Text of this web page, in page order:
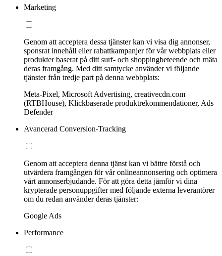
Marketing
Genom att acceptera dessa tjänster kan vi visa dig annonser,
sponsrat innehåll eller rabattkampanjer för vår webbplats eller
produkter baserat på ditt surf- och shoppingbeteende och mäta
deras framgång. Med ditt samtycke använder vi följande
tjänster från tredje part på denna webbplats:
Meta-Pixel, Microsoft Advertising, creativecdn.com
(RTBHouse), Klickbaserade produktrekommendationer, Ads
Defender
Avancerad Conversion-Tracking
Genom att acceptera denna tjänst kan vi bättre förstå och
utvärdera framgången för vår onlineannonsering och optimera
vårt annonserbjudande. För att göra detta jämför vi dina
krypterade personuppgifter med följande externa leverantörer
om du redan använder deras tjänster:
Google Ads
Performance